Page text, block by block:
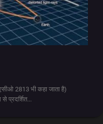
2813 भी कहा जाता है)
प्रदर्शित...